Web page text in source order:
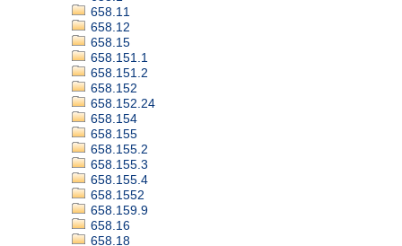
658.11
658.12
658.15
658.151.1
658.151.2
658.152
658.152.24
658.154
658.155
658.155.2
658.155.3
658.155.4
658.1552
658.159.9
658.16
658.18